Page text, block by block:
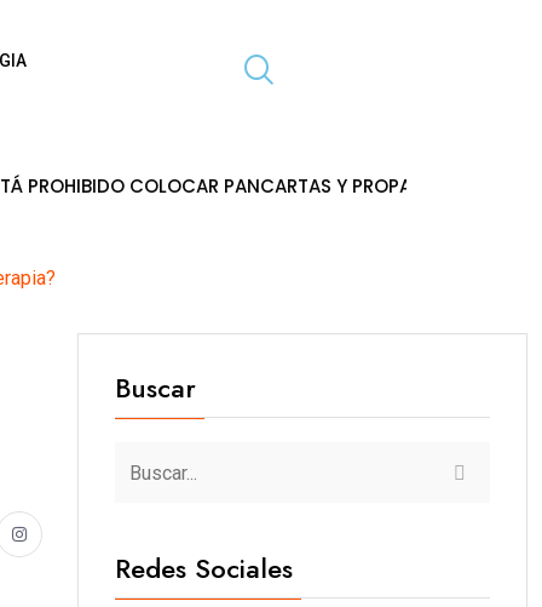
COLOCAR PANCARTAS Y PROPAGANDA EN POSTES DE
Buscar
Redes Sociales